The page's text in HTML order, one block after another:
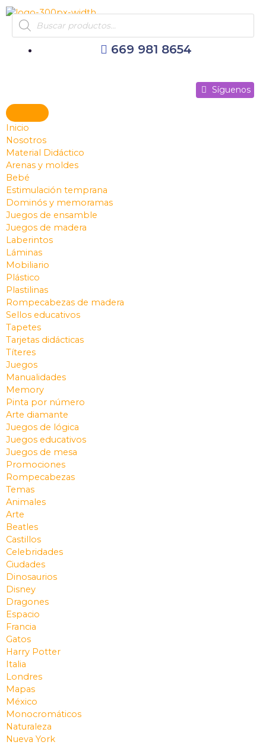
al
contenido
Products
search
669 981 8654
Síguenos
Inicio
Nosotros
Material Didáctico
Arenas y moldes
Bebé
Estimulación temprana
Dominós y memoramas
Juegos de ensamble
Juegos de madera
Laberintos
Láminas
Mobiliario
Plástico
Plastilinas
Rompecabezas de madera
Sellos educativos
Tapetes
Tarjetas didácticas
Títeres
Juegos
Manualidades
Memory
Pinta por número
Arte diamante
Juegos de lógica
Juegos educativos
Juegos de mesa
Promociones
Rompecabezas
Temas
Animales
Arte
Beatles
Castillos
Celebridades
Ciudades
Dinosaurios
Disney
Dragones
Espacio
Francia
Gatos
Harry Potter
Italia
Londres
Mapas
México
Monocromáticos
Naturaleza
Nueva York